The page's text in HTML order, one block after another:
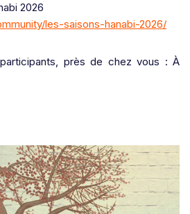
2026
les-saisons-hanabi-2026/
près de chez vous : À